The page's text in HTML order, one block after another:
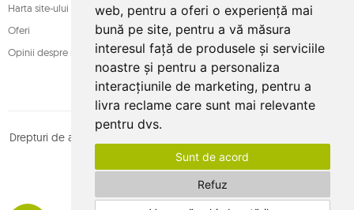
web, pentru a oferi o experiență mai
bună pe site, pentru a vă măsura
interesul față de produsele și serviciile
noastre și pentru a personaliza
interacțiunile de marketing, pentru a
livra reclame care sunt mai relevante
pentru dvs.
Sunt de acord
Refuz
Harta site-ului
Oferi
Opinii despre magazin
Drepturi de autor © whamaku.pl. Toate drepturile rezervate. Proiectat
MOUTON interactive